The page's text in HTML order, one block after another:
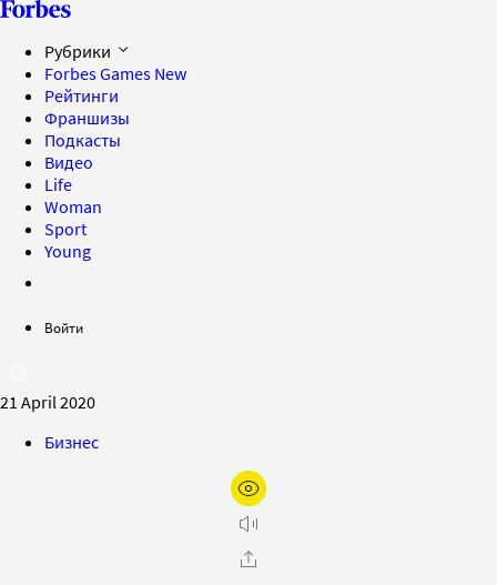
Рубрики
Forbes Games New
Рейтинги
Франшизы
Подкасты
Видео
Life
Woman
Sport
Young
Войти
21 April 2020
Бизнес